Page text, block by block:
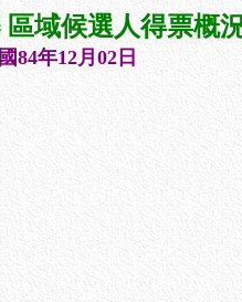
域候選人得票概
84年12月02日